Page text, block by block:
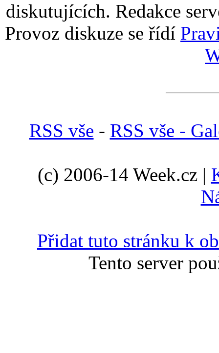
diskutujících. Redakce
Provoz diskuze se řídí
RSS vše - RSS vše -
(c) 2006-14 Week.cz |
Přidat tuto stránku k
Tento server